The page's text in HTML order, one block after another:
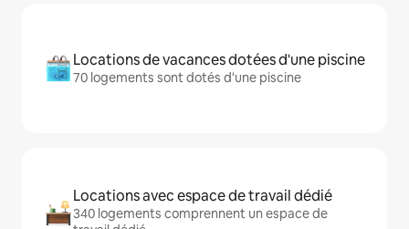
Locations de vacances dotées d'une piscine
70 logements sont dotés d'une piscine
Locations avec espace de travail dédié
340 logements comprennent un espace de